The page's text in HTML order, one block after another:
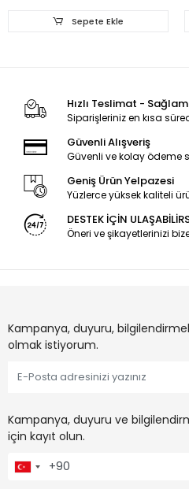
Sepete Ekle
Hızlı Teslimat -
Siparişleriniz en kısa
Güvenli Alışveriş
Güvenli ve kolay ödeme
Geniş Ürün Yelpazesi
Yüzlerce yüksek kaliteli
DESTEK İÇİN
Öneri ve şikayetlerinizi
Kampanya, duyuru,
olmak istiyorum.
Kampanya, duyuru ve
için kayıt olun.